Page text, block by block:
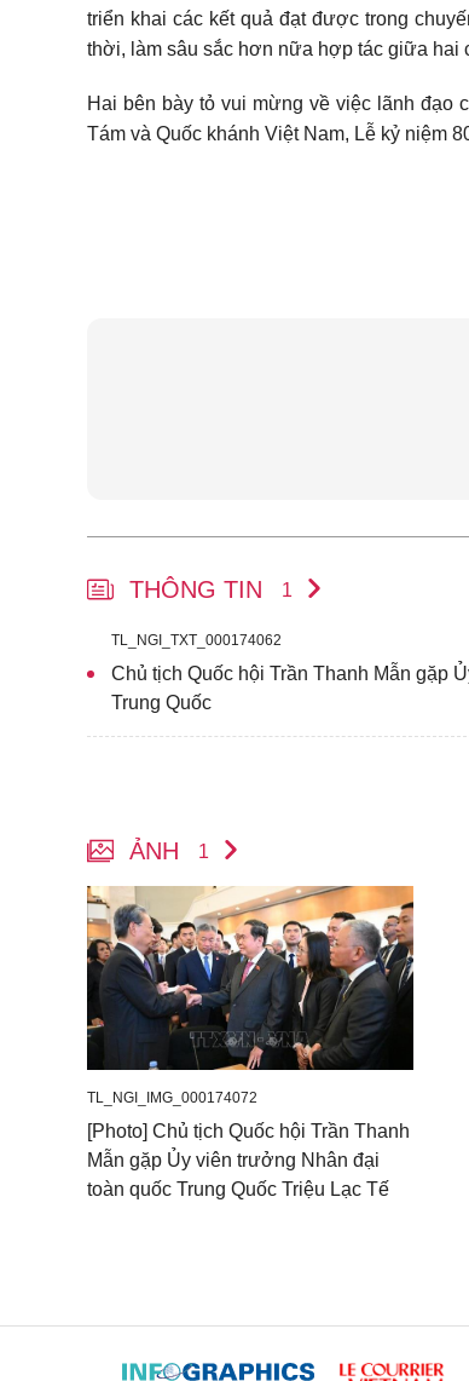
triển khai các kết quả đạt được trong
thời, làm sâu sắc hơn nữa hợp tác giữa hai
Hai bên bày tỏ vui mừng về việc lãnh đạo
Tám và Quốc khánh Việt Nam, Lễ kỷ niệm
THÔNG TIN 1
TL_NGI_TXT_000174062
Chủ tịch Quốc hội Trần Thanh Mẫn gặp
Trung Quốc
ẢNH 1
TL_NGI_IMG_000174072
[Photo] Chủ tịch Quốc hội Trần Thanh
Mẫn gặp Ủy viên trưởng Nhân đại
toàn quốc Trung Quốc Triệu Lạc Tế